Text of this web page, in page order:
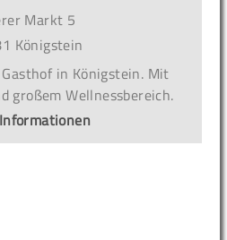
Markt 5
Königstein
in Königstein. Mit
großem Wellnessbereich.